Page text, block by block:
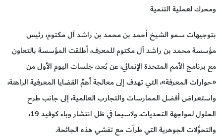
ومحرك لعملية التنمية
بتوجيهات سمو الشيخ أحمد بن محمد بن راشد آل مكتوم، رئيس
مؤسسة محمد بن راشد آل مكتوم للمعرف، أطلقت المؤسسة بالتعاون
مع برنامج الأمم المتحدة الإنمائي، عن بُعد، جلسات اليوم الأول من
«حوارات المعرفة»، التي تهدف إلى معالجة أهمِّ القضايا المعرفية الراهنة،
واستعراض أفضل الممارسات والتجارب العالمية، إلى جانب طرح
الحلول لمواجهة التحديات، ولاسيما في ظل انتشار وباء كوفيد 19،
والتحوُّلات الجوهرية التي طرأت مع تفشي هذه الجائحة.